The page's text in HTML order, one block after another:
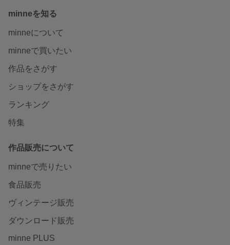
minneを知る
minneについて
minneで買いたい
作品をさがす
ショップをさがす
ランキング
特集
作品販売について
minneで売りたい
食品販売
ヴィンテージ販売
ダウンロード販売
minne PLUS